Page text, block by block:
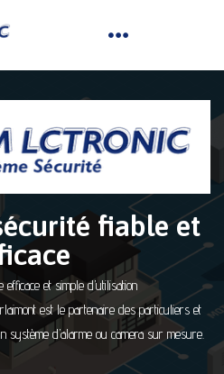
fiable et
efficace et simple d’utilisation
est le partenaire des particuliers et
système d’alarme ou camera sur mesure.